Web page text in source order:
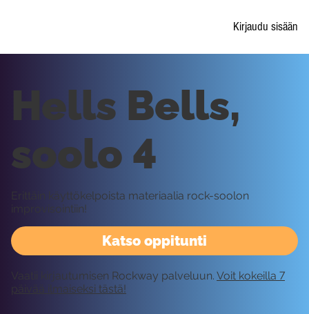
Kirjaudu sisään
Katso oppitunti
Hells Bells,
soolo 4
Erittäin käyttökelpoista materiaalia rock-soolon
improvisointiin!
Vaatii kirjautumisen Rockway palveluun. Voit kokeilla 7
päivää ilmaiseksi tästä!